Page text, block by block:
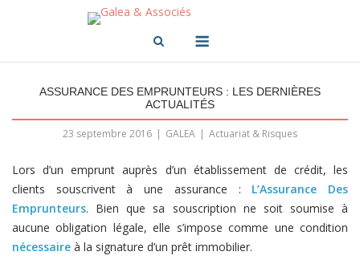
ASSURANCE DES EMPRUNTEURS : LES DERNIÈRES
ACTUALITÉS
23 septembre 2016 GALEA Actuariat & Risques
Lors d’un emprunt auprès d’un établissement de crédit, les
clients souscrivent à une assurance : L’Assurance Des
Emprunteurs. Bien que sa souscription ne soit soumise à
aucune obligation légale, elle s’impose comme une condition
nécessaire à la signature d’un prêt immobilier.